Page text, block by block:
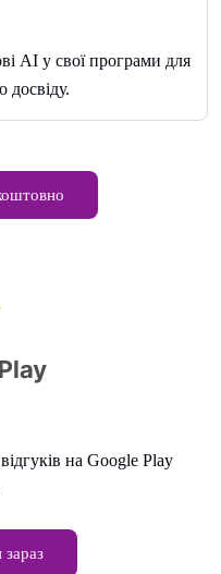
AI у свої програми для
досвіду.
на Google Play